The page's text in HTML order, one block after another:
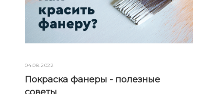
04.08.2022
Покраска фанеры - полезные